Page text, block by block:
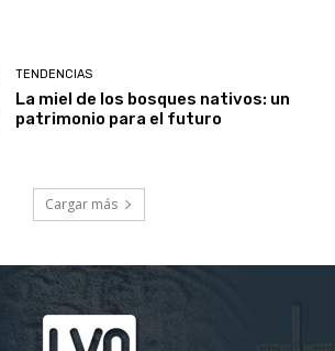
TENDENCIAS
La miel de los bosques nativos: un
patrimonio para el futuro
Cargar más